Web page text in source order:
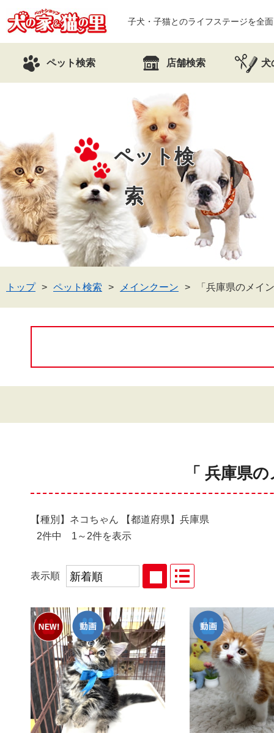
子犬・子猫とのライフステージを全
ペット検索 店舗検索 犬
ペット検
索
トップ ペット検索 メインクーン 「兵庫県のメイ
「 兵庫県
【種別】ネコちゃん 【都道府県】兵庫県
2件中 1～2件を表示
表示順